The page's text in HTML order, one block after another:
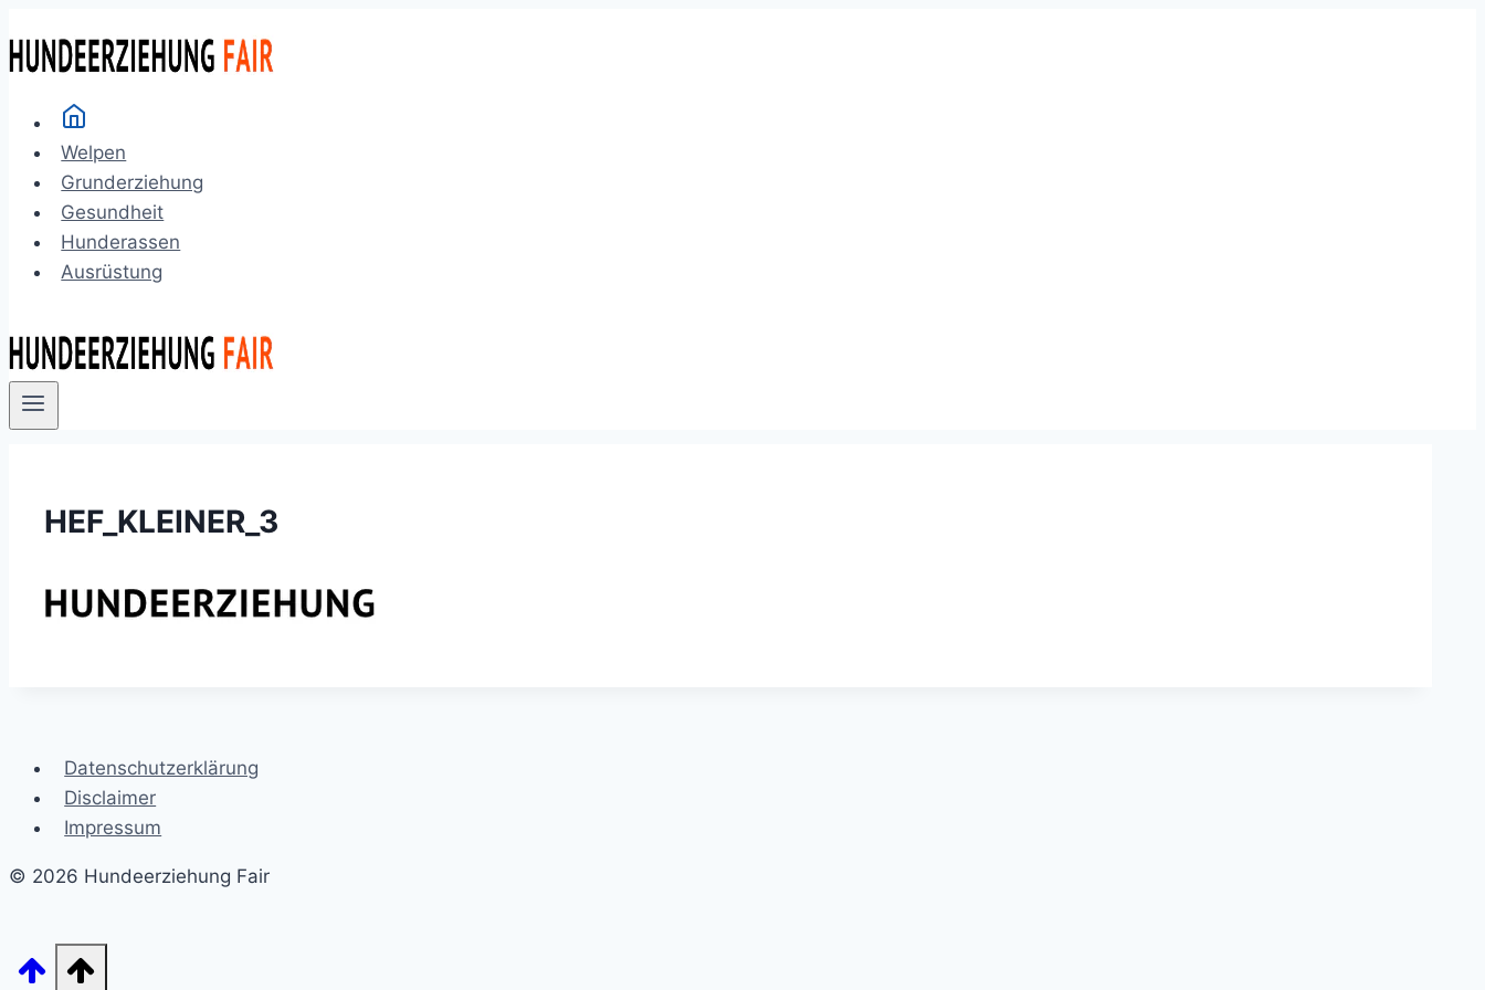
Inhalt
Welpen
Grunderziehung
Gesundheit
Hunderassen
Ausrüstung
HEF_KLEINER_3
Datenschutzerklärung
Disclaimer
Impressum
© 2026 Hundeerziehung Fair